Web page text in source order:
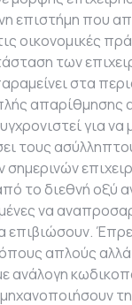
επιστήμη που
οικονομικές
των
στα
απαρίθμησης
για να
τους
σημερινών
το διεθνή οξύ
να
επιβιώσουν.
απλούς αλλά
ανάλογη